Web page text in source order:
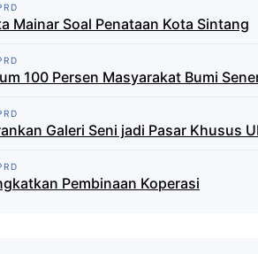
Mainar Soal Penataan Kota Sintang
100 Persen Masyarakat Bumi
Galeri Seni jadi Pasar Khusus
Pembinaan Koperasi